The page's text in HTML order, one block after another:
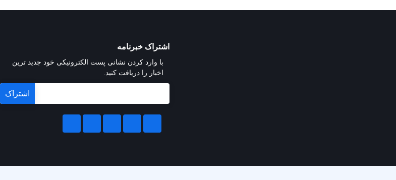
اشتراک خبرنامه
با وارد کردن نشانی پست الکترونیکی خود جدید ترین
اخبار را دریافت کنید.